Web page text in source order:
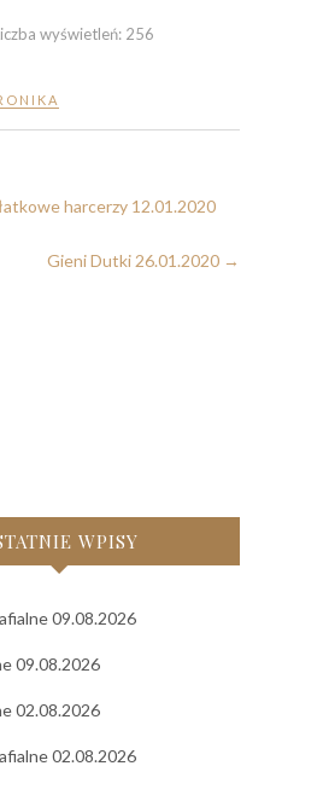
wyświetleń: 256
harcerzy 12.01.2020
Gieni Dutki 26.01.2020 →
WPISY
09.08.2026
09.08.2026
02.08.2026
02.08.2026